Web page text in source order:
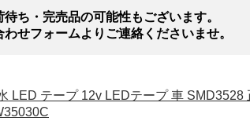
ち・完売品の可能性もございます。
せフォームよりご連絡くださいませ。
テープ 12v LEDテープ 車